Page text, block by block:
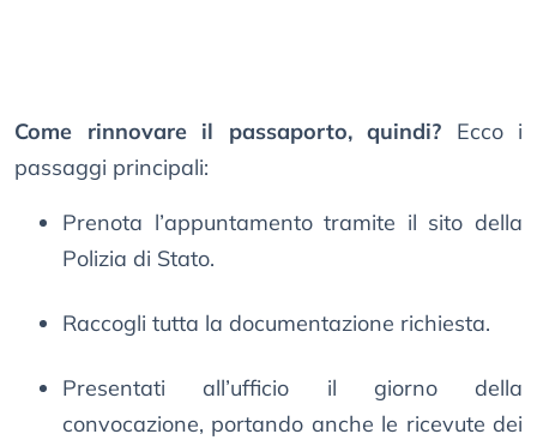
Come rinnovare il passaporto, quindi? Ecco i
passaggi principali:
Prenota l’appuntamento tramite il sito della
Polizia di Stato.
Raccogli tutta la documentazione richiesta.
Presentati all’ufficio il giorno della
convocazione, portando anche le ricevute dei